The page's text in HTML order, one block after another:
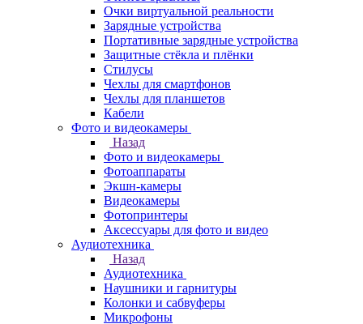
Очки виртуальной реальности
Зарядные устройства
Портативные зарядные устройства
Защитные стёкла и плёнки
Стилусы
Чехлы для смартфонов
Чехлы для планшетов
Кабели
Фото и видеокамеры
Назад
Фото и видеокамеры
Фотоаппараты
Экшн-камеры
Видеокамеры
Фотопринтеры
Аксессуары для фото и видео
Аудиотехника
Назад
Аудиотехника
Наушники и гарнитуры
Колонки и сабвуферы
Микрофоны